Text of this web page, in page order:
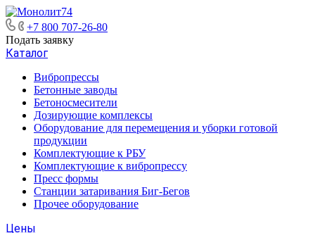
+7 800 707-26-80
Подать заявку
Каталог
Вибропрессы
Бетонные заводы
Бетоносмесители
Дозирующие комплексы
Оборудование для перемещения и уборки готовой
продукции
Комплектующие к РБУ
Комплектующие к вибропрессу
Пресс формы
Станции затаривания Биг-Бегов
Прочее оборудование
Цены